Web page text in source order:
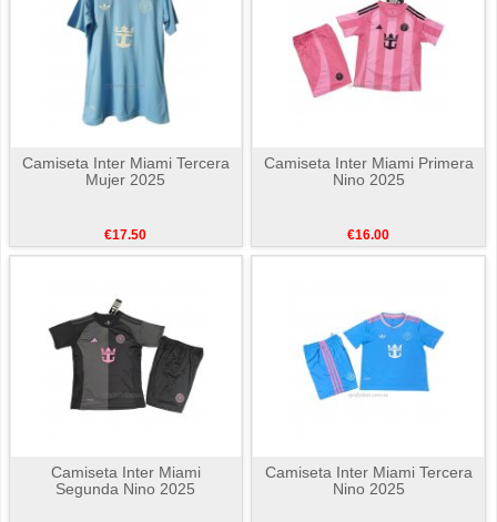
Camiseta Inter Miami Tercera
Mujer 2025
€17.50
Camiseta Inter Miami Primera
Nino 2025
€16.00
Camiseta Inter Miami
Segunda Nino 2025
Camiseta Inter Miami Tercera
Nino 2025